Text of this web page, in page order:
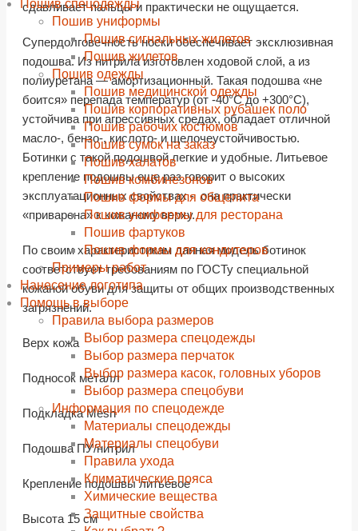
Пошив спецодежды
Пошив униформы
Пошив сигнальных жилетов
Пошив жилетов
Пошив одежды
Пошив медицинской одежды
Пошив корпоративных рубашек поло
Пошив рабочих костюмов
Пошив сумок на заказ
Пошив халатов
Пошив комбинезонов
Пошив формы для общепита
Пошив униформы для ресторана
Пошив фартуков
Пошив формы для кондитеров
Примеры работ
Нанесение логотипа
Помощь в выборе
Правила выбора размеров
Выбор размера спецодежды
Выбор размера перчаток
Выбор размера касок, головных уборов
Выбор размера спецобуви
Информация по спецодежде
Материалы спецодежды
Материалы спецобуви
Правила ухода
Климатические пояса
Химические вещества
Защитные свойства
сдавливает пальцы и практически не ощущается.
Супердолговечность носки обеспечивает эксклюзивная
подошва. Из нитрила изготовлен ходовой слой, а из
полиуретана — амортизационный. Такая подошва «не
боится» перепада температур (от -40°С до +300°С),
устойчива при агрессивных средах, обладает отличной
масло-, бензо-, кислото- и щелочеустойчивостью.
Ботинки с такой подошвой легкие и удобные. Литьевое
крепление подошвы еще раз говорит о высоких
эксплуатационных свойствах - она практически
«приварена» к кожаному верху.
По своим характеристикам данная модель ботинок
соответствует требованиям по ГОСТу специальной
кожаной обуви для защиты от общих производственных
загрязнений.
Верх кожа
Подносок металл
Подкладка Mesh
Подошва ПУ/нитрил
Крепление подошвы литьевое
Высота 15 см